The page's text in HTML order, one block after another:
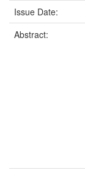
Issue Date:
Abstract: